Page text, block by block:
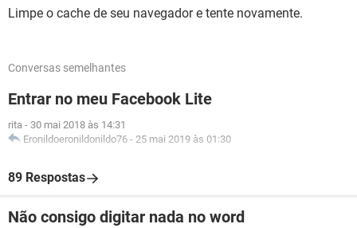
Limpe o cache de seu navegador e tente novamente.
Conversas semelhantes
Entrar no meu Facebook Lite
rita - 30 mai 2018 às 14:31
Eronildoeronildonildo76 - 25 mai 2019 às 01:30
89 Respostas
Não consigo digitar nada no word